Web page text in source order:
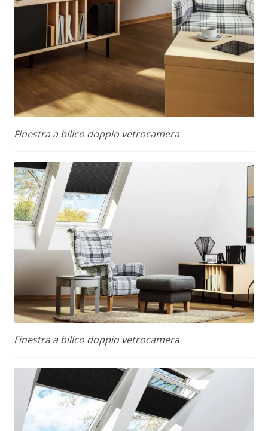
Finestra a bilico doppio vetrocamera
Finestra a bilico doppio vetrocamera